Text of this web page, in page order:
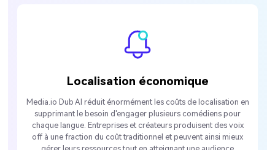
Localisation économique
Media.io Dub AI réduit énormément les coûts de localisation en
supprimant le besoin d'engager plusieurs comédiens pour
chaque langue. Entreprises et créateurs produisent des voix
off à une fraction du coût traditionnel et peuvent ainsi mieux